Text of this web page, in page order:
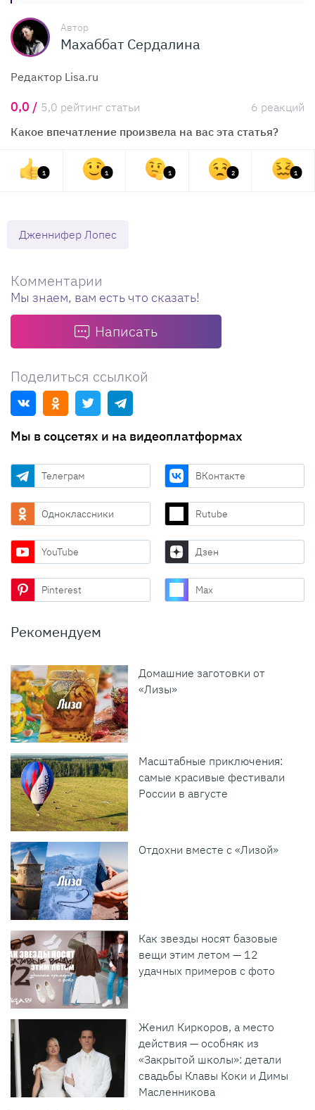
Автор
Махаббат Сердалина
Редактор Lisa.ru
0,0 / 5,0 рейтинг статьи
6 реакций
Какое впечатление произвела на вас эта статья?
1 1 1 2 1
Дженнифер Лопес
Комментарии
Мы знаем, вам есть что сказать!
Написать
Поделиться ссылкой
Мы в соцсетях и на видеоплатформах
Телеграм ВКонтакте
Одноклассники Rutube
YouTube Дзен
Pinterest Max
Рекомендуем
Домашние заготовки от
«Лизы»
Масштабные приключения:
самые красивые фестивали
России в августе
Отдохни вместе с «Лизой»
Как звезды носят базовые
вещи этим летом — 12
удачных примеров с фото
Женил Киркоров, а место
действия — особняк из
«Закрытой школы»: детали
свадьбы Клавы Коки и Димы
Масленникова